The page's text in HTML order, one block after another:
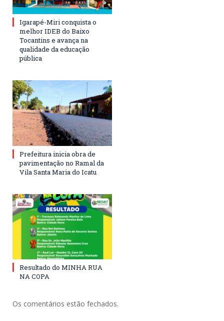
Igarapé-Miri conquista o
melhor IDEB do Baixo
Tocantins e avança na
qualidade da educação
pública
Prefeitura inicia obra de
pavimentação no Ramal da
Vila Santa Maria do Icatu
Resultado do MINHA RUA
NA COPA
Os comentários estão fechados.